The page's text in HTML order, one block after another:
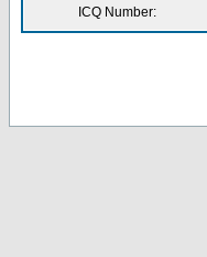
ICQ Number: